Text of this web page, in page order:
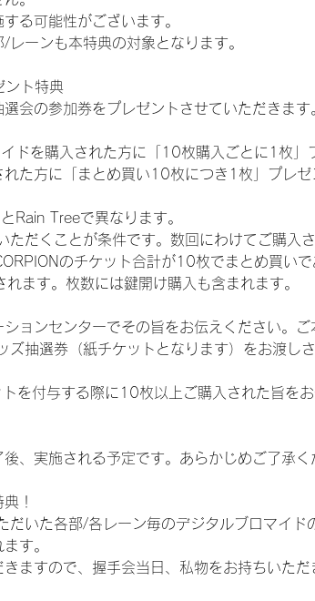
る可能性がございます。
ーンも本特典の対象となります。
ト特典
会の参加券をプレゼントさせていただきます
ドを購入された方に「10枚購入ごとに1枚」
た方に「まとめ買い10枚につき1枚」プレゼ
Rain Treeで異なります。
だくことが条件です。数回にわけてご購入
のチケット合計が10枚でまとめ買い
ます。枚数には鍵開け購入も含まれます。
ョンセンターでその旨をお伝えください。
抽選券（紙チケットとなります）をお渡しさ
を付与する際に10枚以上ご購入された旨を
、実施される予定です。あらかじめご了承く
！
いた各部/各レーン毎のデジタルブロマイド
す。
ますので、握手会当日、私物をお持ちいた